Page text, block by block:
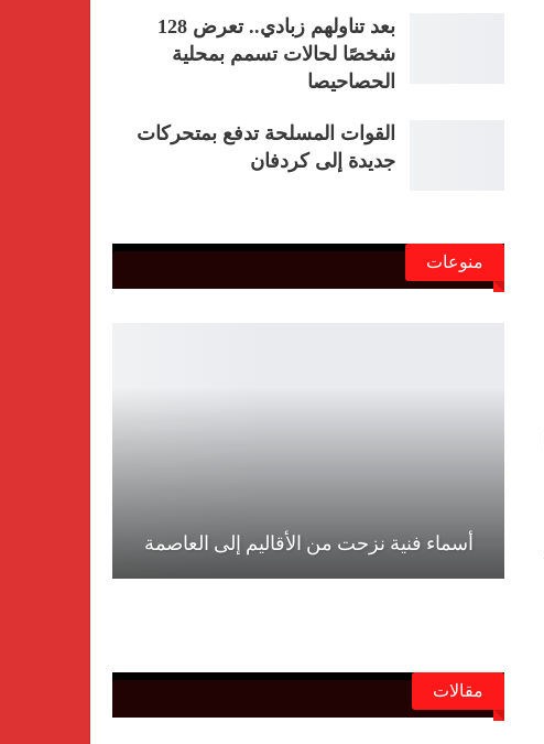
بعد تناولهم زبادي.. تعرض 128
شخصًا لحالات تسمم بمحلية
الحصاحيصا
القوات المسلحة تدفع بمتحركات
جديدة إلى كردفان
منوعات
أسماء فنية نزحت من الأقاليم إلى العاصمة
مقالات